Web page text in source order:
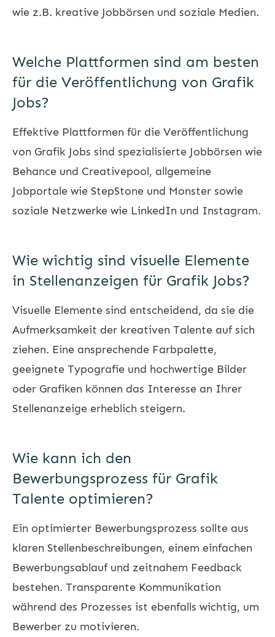
wie z.B. kreative Jobbörsen und soziale Medien.
Welche Plattformen sind am besten
für die Veröffentlichung von Grafik
Jobs?
Effektive Plattformen für die Veröffentlichung
von Grafik Jobs sind spezialisierte Jobbörsen wie
Behance und Creativepool, allgemeine
Jobportale wie StepStone und Monster sowie
soziale Netzwerke wie LinkedIn und Instagram.
Wie wichtig sind visuelle Elemente
in Stellenanzeigen für Grafik Jobs?
Visuelle Elemente sind entscheidend, da sie die
Aufmerksamkeit der kreativen Talente auf sich
ziehen. Eine ansprechende Farbpalette,
geeignete Typografie und hochwertige Bilder
oder Grafiken können das Interesse an Ihrer
Stellenanzeige erheblich steigern.
Wie kann ich den
Bewerbungsprozess für Grafik
Talente optimieren?
Ein optimierter Bewerbungsprozess sollte aus
klaren Stellenbeschreibungen, einem einfachen
Bewerbungsablauf und zeitnahem Feedback
bestehen. Transparente Kommunikation
während des Prozesses ist ebenfalls wichtig, um
Bewerber zu motivieren.